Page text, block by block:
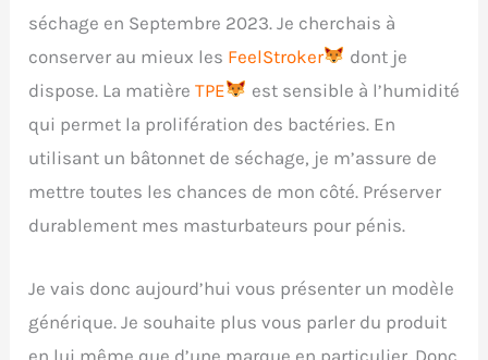
séchage en Septembre 2023. Je cherchais à
conserver au mieux les FeelStroker
dont je
dispose. La matièreTPE
est sensible à l’humidité
qui permet la prolifération des bactéries. En
utilisant un bâtonnet de séchage, je m’assure de
mettre toutes les chances de mon côté. Préserver
durablement mes masturbateurs pour pénis.
Je vais donc aujourd’hui vous présenter un modèle
générique. Je souhaite plus vous parler du produit
en lui même que d’une marque en particulier. Donc